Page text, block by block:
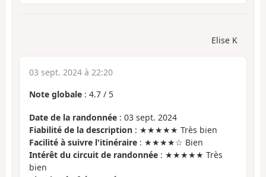
Elise K
03 sept. 2024 à 22:20
Note globale : 4.7 / 5
Date de la randonnée : 03 sept. 2024
Fiabilité de la description : ★★★★★ Très bien
Facilité à suivre l'itinéraire : ★★★★☆ Bien
Intérêt du circuit de randonnée : ★★★★★ Très
bien